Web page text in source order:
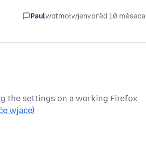
Paulwotmołwjenypřed 10
the settings on a working Firefox
wjace)